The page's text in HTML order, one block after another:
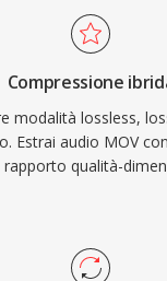
tecnologica
sotto licenza
in foobar2000,
strumenti. WavPack
ricchi tramite tag
e valori
organizzative anche
Compressione
modalità lossless,
Estrai audio MOV
rapporto qualità-